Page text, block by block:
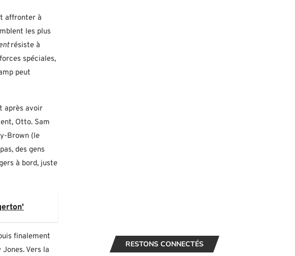
affronter à
les plus
résiste à
spéciales,
peut
après avoir
Otto. Sam
Brown (le
des gens
à bord, juste
finalement
Vers la
RESTONS CONNECTÉS